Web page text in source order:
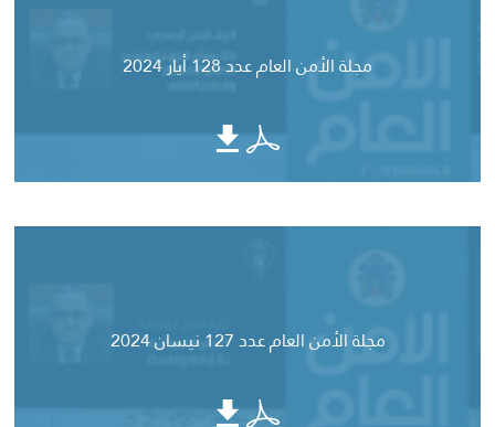
مجلة الأمن العام عدد 128 أيار 2024
مجلة الأمن العام عدد 127 نيسان 2024